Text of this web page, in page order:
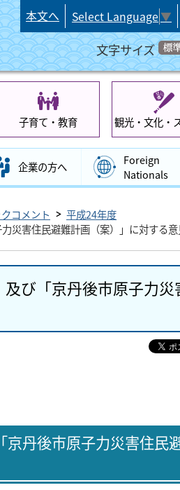
本文へ Select Language▼
文字サイズ
子育て・教育 観光・文化・
企業の方へ
Foreign
Nationals
コメント
平成24年度
災害住民避難計画（案）」に対する
及び「京丹後市原子力災
京丹後市原子力災害住民